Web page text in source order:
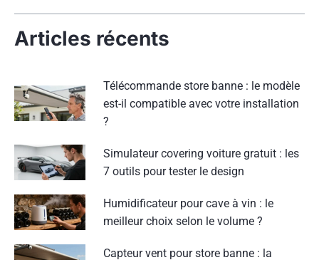
Articles récents
Télécommande store banne : le modèle
est-il compatible avec votre installation
?
Simulateur covering voiture gratuit : les
7 outils pour tester le design
Humidificateur pour cave à vin : le
meilleur choix selon le volume ?
Capteur vent pour store banne : la